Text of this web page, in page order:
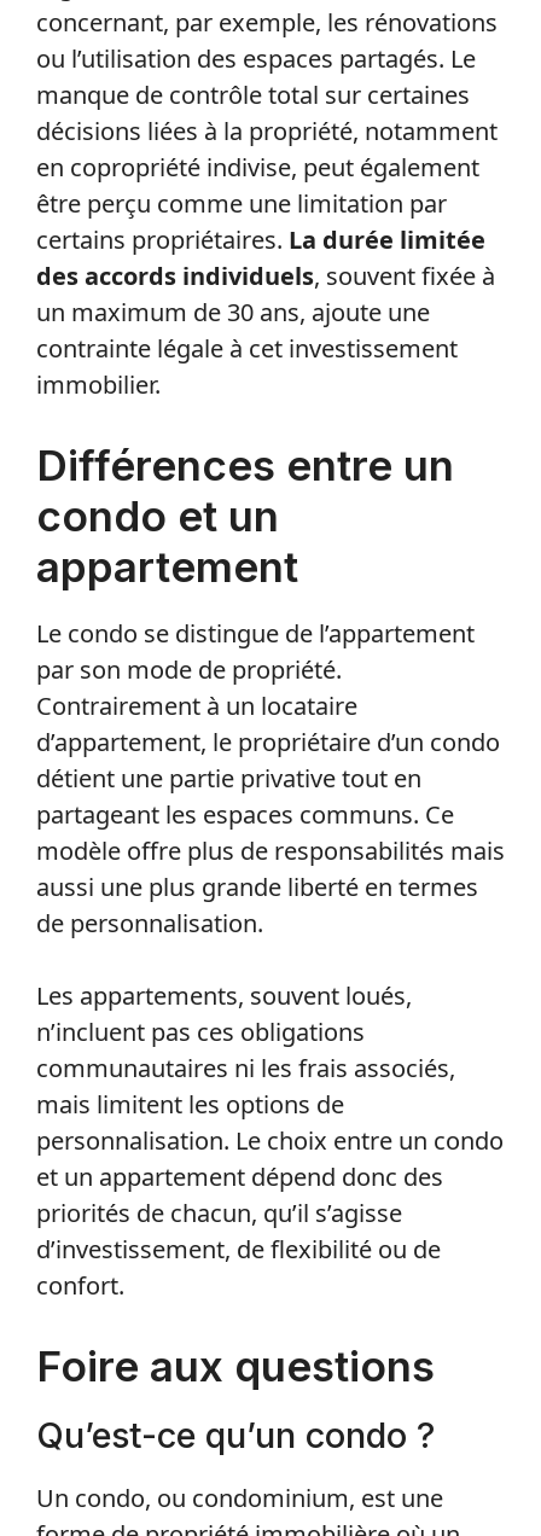
concernant, par exemple, les rénovations
ou l’utilisation des espaces partagés. Le
manque de contrôle total sur certaines
décisions liées à la propriété, notamment
en copropriété indivise, peut également
être perçu comme une limitation par
certains propriétaires. La durée limitée
des accords individuels, souvent fixée à
un maximum de 30 ans, ajoute une
contrainte légale à cet investissement
immobilier.
Différences entre un
condo et un
appartement
Le condo se distingue de l’appartement
par son mode de propriété.
Contrairement à un locataire
d’appartement, le propriétaire d’un condo
détient une partie privative tout en
partageant les espaces communs. Ce
modèle offre plus de responsabilités mais
aussi une plus grande liberté en termes
de personnalisation.
Les appartements, souvent loués,
n’incluent pas ces obligations
communautaires ni les frais associés,
mais limitent les options de
personnalisation. Le choix entre un condo
et un appartement dépend donc des
priorités de chacun, qu’il s’agisse
d’investissement, de flexibilité ou de
confort.
Foire aux questions
Qu’est-ce qu’un condo ?
Un condo, ou condominium, est une